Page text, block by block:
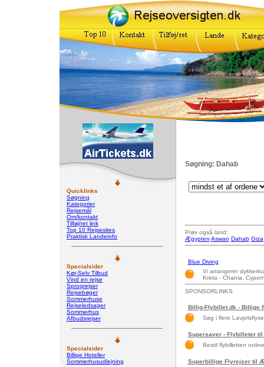
Quicklinks
Søgning
Kategorier
Rejsemål
Om/kontakt
Tilføj/ret link
Top 10 Rejsesites
Praktisk Landeinfo
Specialsider
Kør-Selv Tilbud
Vind en rejse
Sprogrejser
Rejsebøger
Sommerhuse
Rejseledsager
Sommerhus
Afbudsrejser
Specialsider
Billige Hoteller
Sommerhusudlejning
Søgning: Dahab
Prøv også land:
Ægypten Aswan Dahab Giza
Blue Diving
Vi arrangerer
Kreta - Chania,
SPONSORLINKS
Billig-Flybillet.dk - Billige
Søg i flere
Supersaver - Flybilleter
Bestil flybilletten
Superbillige Flyrejser til